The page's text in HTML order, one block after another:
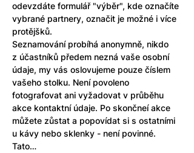
odevzdáte formulář "výběr", kde označíte
vybrané partnery, označit je možné i více
protějšků.
Seznamování probíhá anonymně, nikdo
z účastníků předem nezná vaše osobní
údaje, my vás oslovujeme pouze číslem
vašeho stolku. Není povoleno
fotografovat ani vyžadovat v průběhu
akce kontaktní údaje. Po skončneí akce
můžete zůstat a popovídat si s ostatními
u kávy nebo sklenky - není povinné.
Tato…